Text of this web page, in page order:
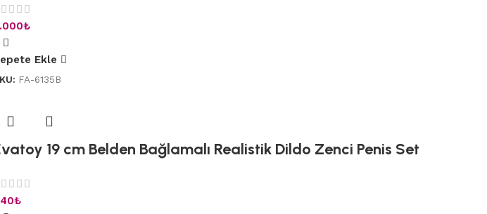
₺
Ekle
FA-6135B
19 cm Belden Bağlamalı Realistik Dildo Zenci Penis Set
₺